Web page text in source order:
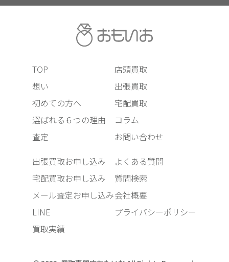
TOP
想い
初めての方へ
選ばれる６つの理由
査定
店頭買取
出張買取
宅配買取
コラム
お問い合わせ
出張買取お申し込み
宅配買取お申し込み
メール査定お申し込み
LINE
買取実績
よくある質問
質問検索
会社概要
プライバシーポリシー